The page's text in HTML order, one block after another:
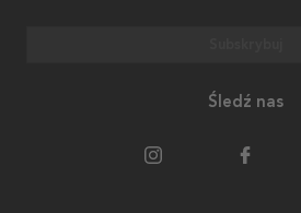
Śledź nas